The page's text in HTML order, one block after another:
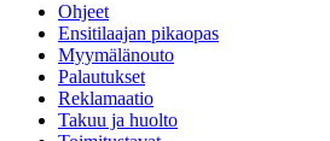
Ohjeet
Ensitilaajan pikaopas
Myymälänouto
Palautukset
Reklamaatio
Takuu ja huolto